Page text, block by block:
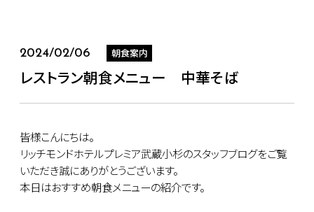
2024/02/06 朝食案内
レストラン朝食メニュー 中華そば
皆様こんにちは。
リッチモンドホテルプレミア武蔵小杉のスタッフブログをご覧
いただき誠にありがとうございます。
本日はおすすめ朝食メニューの紹介です。